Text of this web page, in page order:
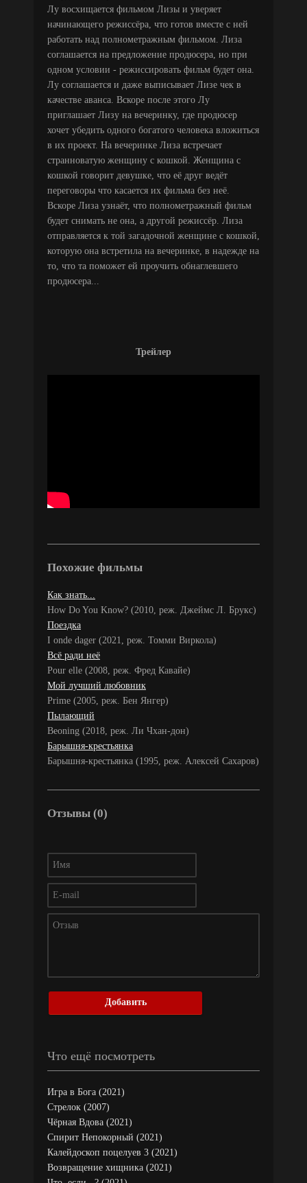
Лу восхищается фильмом Лизы и уверяет
начинающего режиссёра, что готов вместе с ней
работать над полнометражным фильмом. Лиза
соглашается на предложение продюсера, но при
одном условии - режиссировать фильм будет она.
Лу соглашается и даже выписывает Лизе чек в
качестве аванса. Вскоре после этого Лу
приглашает Лизу на вечеринку, где продюсер
хочет убедить одного богатого человека вложиться
в их проект. На вечеринке Лиза встречает
странноватую женщину с кошкой. Женщина с
кошкой говорит девушке, что её друг ведёт
переговоры что касается их фильма без неё.
Вскоре Лиза узнаёт, что полнометражный фильм
будет снимать не она, а другой режиссёр. Лиза
отправляется к той загадочной женщине с кошкой,
которую она встретила на вечеринке, в надежде на
то, что та поможет ей проучить обнаглевшего
продюсера...
Трейлер
Похожие фильмы
Как знать...
How Do You Know? (2010, реж. Джеймс Л. Брукс)
Поездка
I onde dager (2021, реж. Томми Виркола)
Всё ради неё
Pour elle (2008, реж. Фред Кавайе)
Мой лучший любовник
Prime (2005, реж. Бен Янгер)
Пылающий
Beoning (2018, реж. Ли Чхан-дон)
Барышня-крестьянка
Барышня-крестьянка (1995, реж. Алексей Сахаров)
Отзывы (0)
Добавить
Что ещё посмотреть
Игра в Бога (2021)
Стрелок (2007)
Чёрная Вдова (2021)
Спирит Непокорный (2021)
Калейдоскоп поцелуев 3 (2021)
Возвращение хищника (2021)